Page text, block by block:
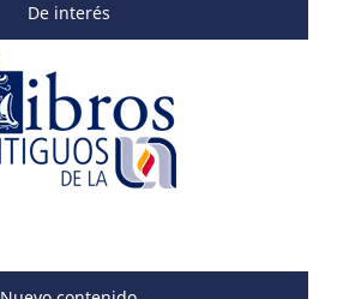
De interés